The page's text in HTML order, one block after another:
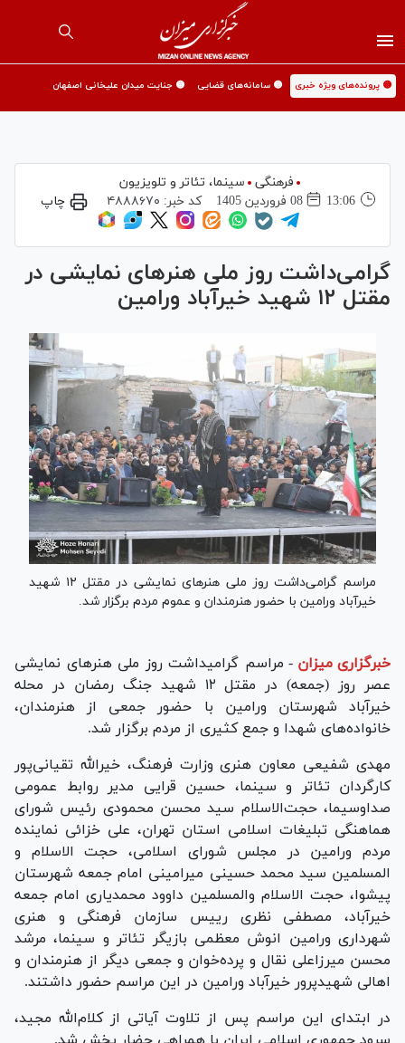
🟡 پرونده‌های ویژه خبری 🟡 سامانه‌های قضایی 🟡 جنایت میدان علیخانی اصفهان
فرهنگی
سینما،‌ تئاتر و تلویزیون
13:06
08 فروردين 1405 کد خبر: ۴۸۸۸۶۷۰ چاپ
گرامی‌داشت روز ملی هنر‌های نمایشی در
مقتل ۱۲ شهید خیرآباد ورامین
مراسم گرامی‌داشت روز ملی هنر‌های نمایشی در مقتل ۱۲ شهید
خیرآباد ورامین با حضور هنرمندان و عموم مردم برگزار شد.
خبرگزاری میزان - مراسم گرامیداشت روز ملی هنر‌های نمایشی
عصر روز (جمعه) در مقتل ۱۲ شهید جنگ رمضان در محله
خیرآباد شهرستان ورامین با حضور جمعی از هنرمندان،
خانواده‌های شهدا و جمع کثیری از مردم برگزار شد.
مهدی شفیعی معاون هنری وزارت فرهنگ، خیرالله تقیانی‌پور
کارگردان تئاتر و سینما، حسین قرایی مدیر روابط عمومی
صداوسیما، حجت‌الاسلام سید محسن محمودی رئیس شورای
هماهنگی تبلیغات اسلامی استان تهران، علی خزائی نماینده
مردم ورامین در مجلس شورای اسلامی، حجت الاسلام و
المسلمین سید محمد حسینی میرامینی امام جمعه شهرستان
پیشوا، حجت الاسلام والمسلمین داوود محمدیاری امام جمعه
خیرآباد، مصطفی نظری رییس سازمان فرهنگی و هنری
شهرداری ورامین انوش معظمی بازیگر تئاتر و سینما، مرشد
محسن میرزاعلی نقال و پرده‌خوان و جمعی دیگر از هنرمندان و
اهالی شهیدپرور خیرآباد ورامین در این مراسم حضور داشتند.
در ابتدای این مراسم پس از تلاوت آیاتی از کلام‌الله مجید،